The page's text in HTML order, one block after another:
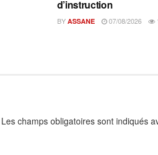
d’instruction
BY ASSANE 07/08/2026
Les champs obligatoires sont indiqués